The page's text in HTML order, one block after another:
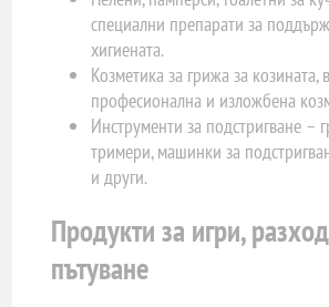
специални препарати за
хигиената.
Козметика за грижа за козината,
професионална и изложбена
Инструменти за подстригване –
тримери, машинки за
и други.
Продукти за игри,
пътуване